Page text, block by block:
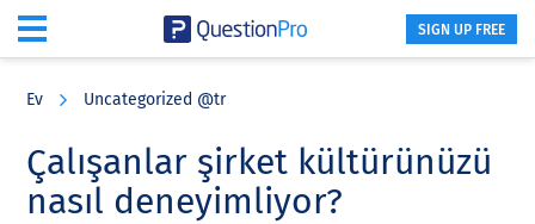
content
sidebar
SIGN UP FREE
Ev Uncategorized @tr
Çalışanlar şirket kültürünüzü
nasıl deneyimliyor?